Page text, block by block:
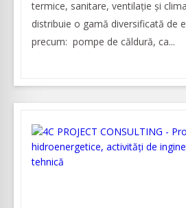
termice, sanitare, ventilaţie şi
distribuie o gamă diversificată de
precum: pompe de căldură, ca...